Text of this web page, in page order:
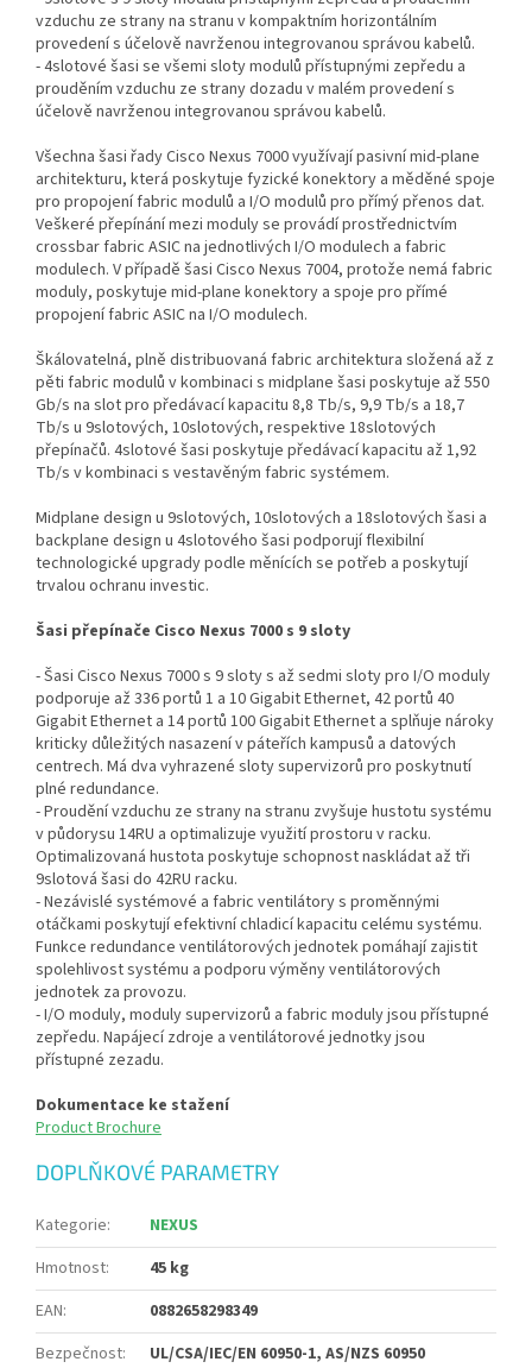
vzduchu ze strany na stranu v kompaktním horizontálním
provedení s účelově navrženou integrovanou správou kabelů.
- 4slotové šasi se všemi sloty modulů přístupnými zepředu a
prouděním vzduchu ze strany dozadu v malém provedení s
účelově navrženou integrovanou správou kabelů.
Všechna šasi řady Cisco Nexus 7000 využívají pasivní mid-plane
architekturu, která poskytuje fyzické konektory a měděné spoje
pro propojení fabric modulů a I/O modulů pro přímý přenos dat.
Veškeré přepínání mezi moduly se provádí prostřednictvím
crossbar fabric ASIC na jednotlivých I/O modulech a fabric
modulech. V případě šasi Cisco Nexus 7004, protože nemá fabric
moduly, poskytuje mid-plane konektory a spoje pro přímé
propojení fabric ASIC na I/O modulech.
Škálovatelná, plně distribuovaná fabric architektura složená až z
pěti fabric modulů v kombinaci s midplane šasi poskytuje až 550
Gb/s na slot pro předávací kapacitu 8,8 Tb/s, 9,9 Tb/s a 18,7
Tb/s u 9slotových, 10slotových, respektive 18slotových
přepínačů. 4slotové šasi poskytuje předávací kapacitu až 1,92
Tb/s v kombinaci s vestavěným fabric systémem.
Midplane design u 9slotových, 10slotových a 18slotových šasi a
backplane design u 4slotového šasi podporují flexibilní
technologické upgrady podle měnících se potřeb a poskytují
trvalou ochranu investic.
Šasi přepínače Cisco Nexus 7000 s 9 sloty
- Šasi Cisco Nexus 7000 s 9 sloty s až sedmi sloty pro I/O moduly
podporuje až 336 portů 1 a 10 Gigabit Ethernet, 42 portů 40
Gigabit Ethernet a 14 portů 100 Gigabit Ethernet a splňuje nároky
kriticky důležitých nasazení v páteřích kampusů a datových
centrech. Má dva vyhrazené sloty supervizorů pro poskytnutí
plné redundance.
- Proudění vzduchu ze strany na stranu zvyšuje hustotu systému
v půdorysu 14RU a optimalizuje využití prostoru v racku.
Optimalizovaná hustota poskytuje schopnost naskládat až tři
9slotová šasi do 42RU racku.
- Nezávislé systémové a fabric ventilátory s proměnnými
otáčkami poskytují efektivní chladicí kapacitu celému systému.
Funkce redundance ventilátorových jednotek pomáhají zajistit
spolehlivost systému a podporu výměny ventilátorových
jednotek za provozu.
- I/O moduly, moduly supervizorů a fabric moduly jsou přístupné
zepředu. Napájecí zdroje a ventilátorové jednotky jsou
přístupné zezadu.
Dokumentace ke stažení
Product Brochure
DOPLŇKOVÉ PARAMETRY
Kategorie:
NEXUS
Hmotnost:
45 kg
EAN:
0882658298349
Bezpečnost: UL/CSA/IEC/EN 60950-1, AS/NZS 60950